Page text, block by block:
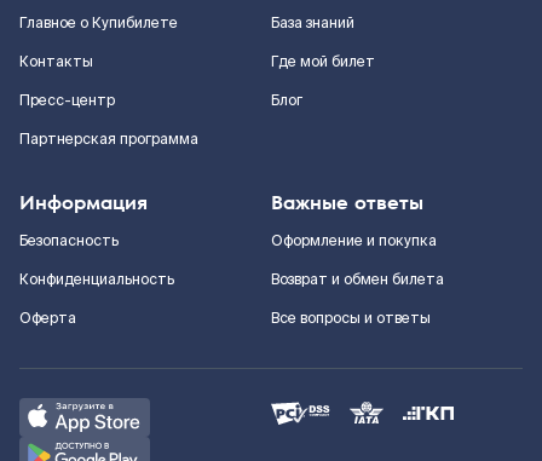
Главное о Купибилете
Контакты
Пресс-центр
Партнерская программа
База знаний
Где мой билет
Блог
Информация
Безопасность
Конфиденциальность
Оферта
Важные ответы
Оформление и покупка
Возврат и обмен билета
Все вопросы и ответы